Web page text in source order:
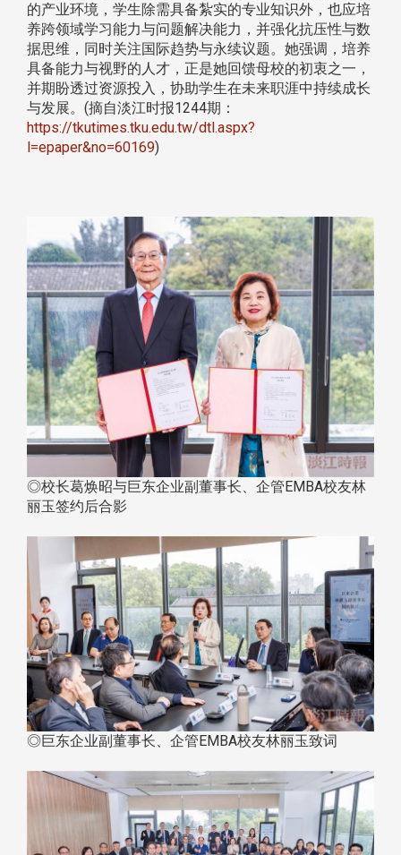
的产业环境，学生除需具备紮实的专业知识外，也应培
养跨领域学习能力与问题解决能力，并强化抗压性与数
据思维，同时关注国际趋势与永续议题。她强调，培养
具备能力与视野的人才，正是她回馈母校的初衷之一，
并期盼透过资源投入，协助学生在未来职涯中持续成长
与发展。(摘自淡江时报1244期：
https://tkutimes.tku.edu.tw/dtl.aspx?
l=epaper&no=60169)
◎校长葛焕昭与巨东企业副董事长、企管EMBA校友林
丽玉签约后合影
◎巨东企业副董事长、企管EMBA校友林丽玉致词